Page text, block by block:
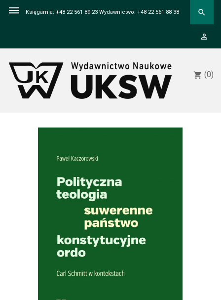
dehaze Księgarnia: +48 22 561 89 23 Wydawnictwo: +48 22 561 88 38 search
person_outline
shopping_cart (0)